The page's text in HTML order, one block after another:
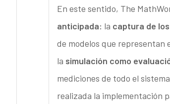
En este sentido, The
anticipada: la captura de
de modelos que representan
la simulación como
mediciones de todo el
realizada la implementación